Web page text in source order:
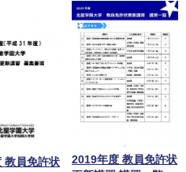
教員免許状
2019年度 教員免許状